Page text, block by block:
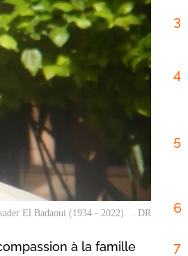
El Badaoui (1934 - 2022). . DR
à la famille
3
4
5
6
7